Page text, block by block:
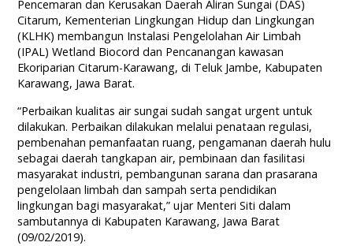
Pencemaran dan Kerusakan Daerah Aliran Sungai (DAS)
Citarum, Kementerian Lingkungan Hidup dan Lingkungan
(KLHK) membangun Instalasi Pengelolahan Air Limbah
(IPAL) Wetland Biocord dan Pencanangan kawasan
Ekoriparian Citarum-Karawang, di Teluk Jambe, Kabupaten
Karawang, Jawa Barat.
“Perbaikan kualitas air sungai sudah sangat urgent untuk
dilakukan. Perbaikan dilakukan melalui penataan regulasi,
pembenahan pemanfaatan ruang, pengamanan daerah hulu
sebagai daerah tangkapan air, pembinaan dan fasilitasi
masyarakat industri, pembangunan sarana dan prasarana
pengelolaan limbah dan sampah serta pendidikan
lingkungan bagi masyarakat,” ujar Menteri Siti dalam
sambutannya di Kabupaten Karawang, Jawa Barat
(09/02/2019).